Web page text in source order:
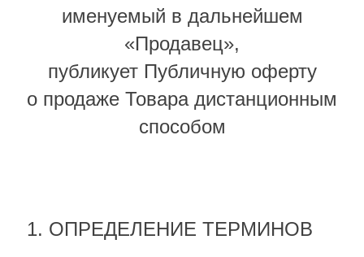
именуемый в дальнейшем
«Продавец»,
публикует Публичную оферту
о продаже Товара дистанционным
способом
ОПРЕДЕЛЕНИЕ ТЕРМИНОВ